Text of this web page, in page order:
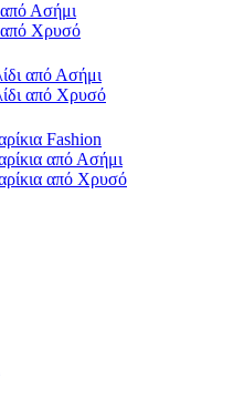
Ασήμι
από Χρυσό
από Ασήμι
από Χρυσό
Fashion
από Ασήμι
από Χρυσό